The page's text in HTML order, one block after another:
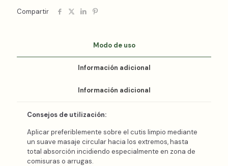
cantidad
Compartir
Modo de uso
Información adicional
Información adicional
Consejos de utilización:
Aplicar preferiblemente sobre el cutis limpio mediante
un suave masaje circular hacia los extremos, hasta
total absorción incidiendo especialmente en zona de
comisuras o arrugas.